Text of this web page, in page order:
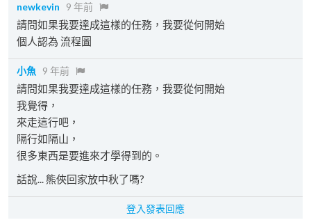
newkevin 9 年前
請問如果我要達成這樣的任務，我要從何開始
個人認為 流程圖
小魚 9 年前
請問如果我要達成這樣的任務，我要從何開始
我覺得，
來走這行吧，
隔行如隔山，
很多東西是要進來才學得到的。
話說... 熊俠回家放中秋了嗎?
登入發表回應